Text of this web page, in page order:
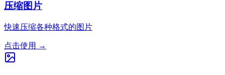
压缩图片
快速压缩各种格式的图片
点击使用 →